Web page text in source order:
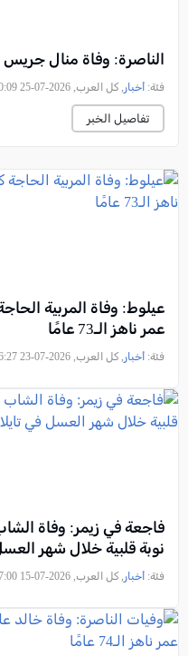
الناصرة: وفاة منال جريس
فئة: أخبار , كل العرب, 2026-07-25 15:00:09
تفاصيل الخبر
عيلوط: وفاة المربية
عمر ناهز الـ73 عامًا
فئة: أخبار , كل العرب, 2026-07-23 14:36:27
نوبة قلبية خلال شهر
فئة: أخبار , كل العرب, 2026-07-15 10:07:00